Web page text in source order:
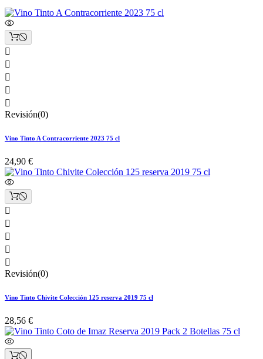





Revisión(0)
Vino Tinto A Contracorriente 2023 75 cl
24,90 €





Revisión(0)
Vino Tinto Chivite Colección 125 reserva 2019 75 cl
28,56 €